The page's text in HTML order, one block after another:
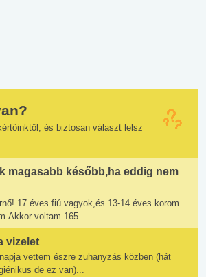
és biztosan választ lelsz
magasabb később,ha eddig nem
17 éves fiú vagyok,és 13-14 éves korom
voltam 165...
vizelet
vettem észre zuhanyzás közben (hát
de ez van)...